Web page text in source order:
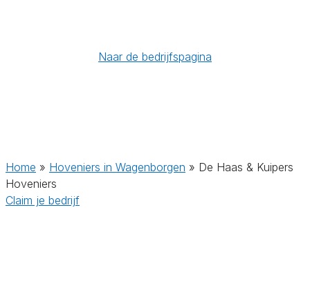
Naar de bedrijfspagina
Home » Hoveniers in Wagenborgen » De Haas & Kuipers
Hoveniers
Claim je bedrijf